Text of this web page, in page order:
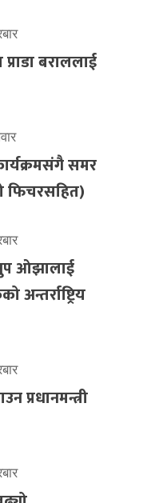
बराललाई
समर
फिचरसहित)
ओझालाई
प्रधानमन्त्री